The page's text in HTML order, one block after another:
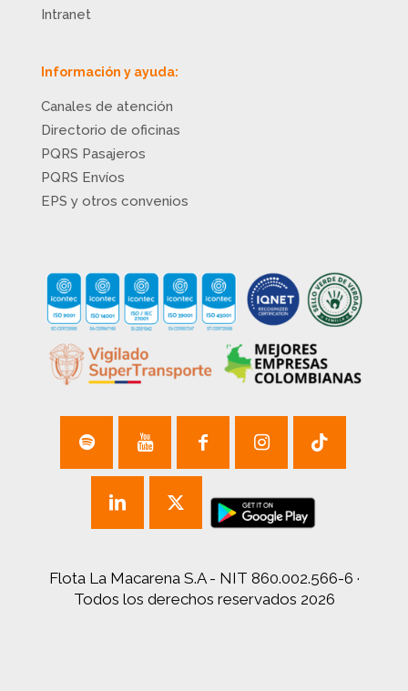
Intranet
Información y ayuda:
Canales de atención
Directorio de oficinas
PQRS Pasajeros
PQRS Envíos
EPS y otros convenios
Flota La Macarena S.A - NIT 860.002.566-6 ·
Todos los derechos reservados 2026